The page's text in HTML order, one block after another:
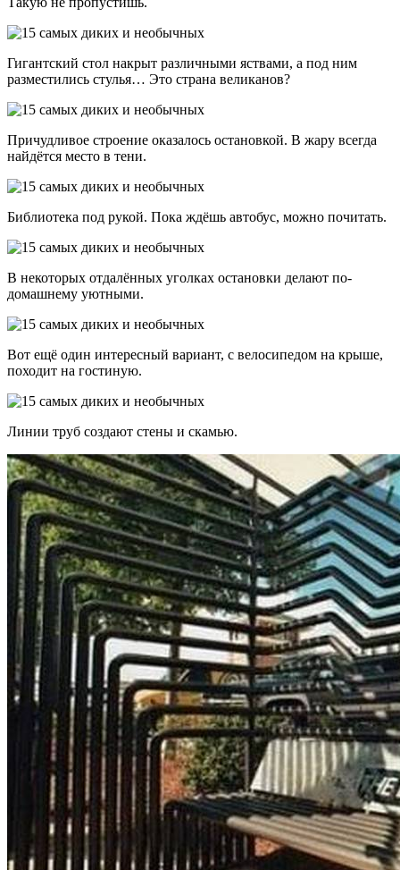
Гигантский стол накрыт различными яствами, а под ним
разместились стулья… Это страна великанов?
Причудливое строение оказалось остановкой. В жару всегда
найдётся место в тени.
Библиотека под рукой. Пока ждёшь автобус, можно почитать.
В некоторых отдалённых уголках остановки делают по-
домашнему уютными.
Вот ещё один интересный вариант, с велосипедом на крыше,
походит на гостиную.
Линии труб создают стены и скамью.